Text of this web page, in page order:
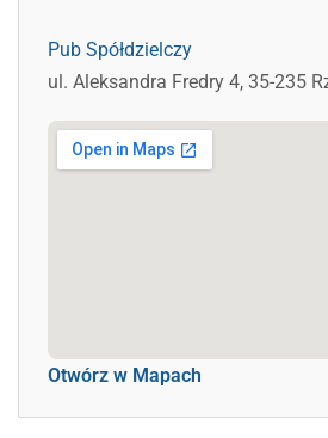
Pub Spółdzielczy
ul. Aleksandra Fredry 4, 35-235
Otwórz w Mapach